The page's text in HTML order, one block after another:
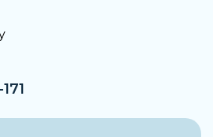
на выходе